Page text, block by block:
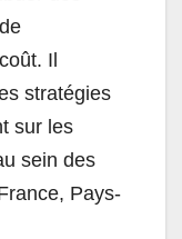
Il
stratégies
sur les
sein des
Pays-